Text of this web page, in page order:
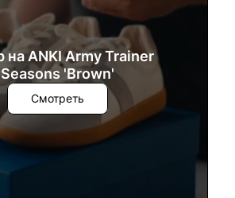
на ANKI Army Trainer
Seasons 'Brown'
Смотреть